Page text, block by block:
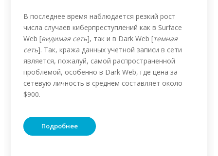
В последнее время наблюдается резкий рост
числа случаев киберпреступлений как в Surface
Web [видимая сеть], так и в Dark Web [темная
сеть]. Так, кража данных учетной записи в сети
является, пожалуй, самой распространенной
проблемой, особенно в Dark Web, где цена за
сетевую личность в среднем составляет около
$900.
Подробнее